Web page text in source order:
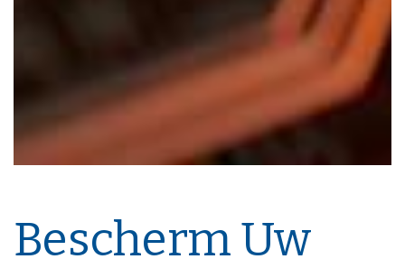
Bescherm Uw